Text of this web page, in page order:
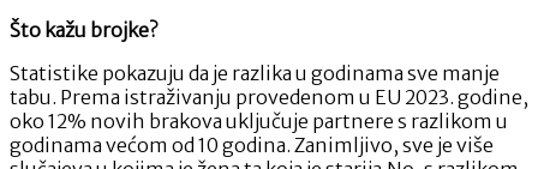
Što kažu brojke?
Statistike pokazuju da je razlika u godinama sve manje
tabu. Prema istraživanju provedenom u EU 2023. godine,
oko 12% novih brakova uključuje partnere s razlikom u
godinama većom od 10 godina. Zanimljivo, sve je više